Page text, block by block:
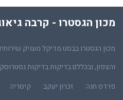
מכון הגסטרו - קרבה
מכון הגסטרו בבסט מדיקל מעניק
והצפון, ובכללם בדיקות בדיקות
פרדס חנה
זכרון יעקב קיסריה